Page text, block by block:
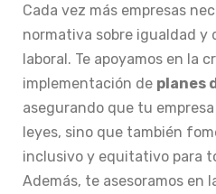
Cada vez más empresas
normativa sobre igualdad y
laboral. Te apoyamos en la
implementación de planes
asegurando que tu
leyes, sino que también
inclusivo y equitativo para
Además, te asesoramos en